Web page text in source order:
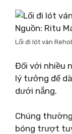
Nguồn: Ritu
Lối đi lót ván
Đối với nhiều
lý tưởng để
dưới nắng.
Chúng
bóng trượt